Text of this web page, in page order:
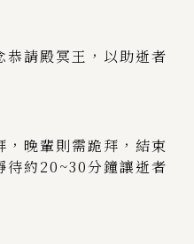
恭請殿冥王，以助逝者
晚輩則需跪拜，結束
待約20~30分鐘讓逝者